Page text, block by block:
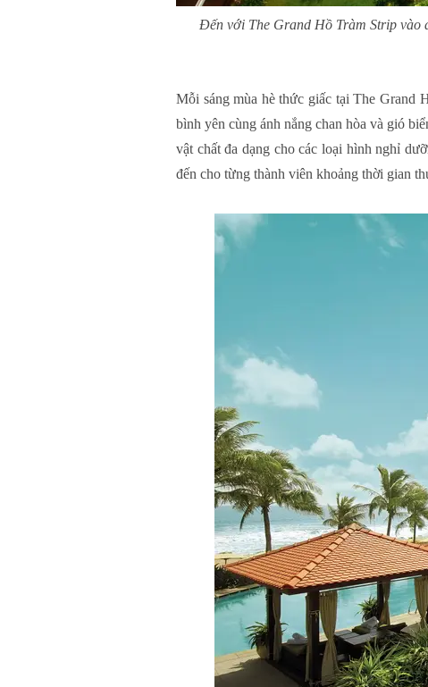
Đến với The Grand Hồ Tràm Strip vào
Mỗi sáng mùa hè thức giấc tại The Grand
bình yên cùng ánh nắng chan hòa và gió
vật chất đa dạng cho các loại hình nghỉ
đến cho từng thành viên khoảng thời gian